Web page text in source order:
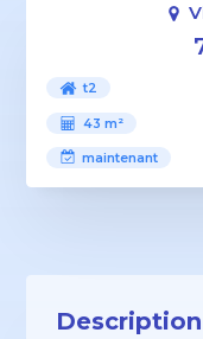
t2
43 m²
maintenant